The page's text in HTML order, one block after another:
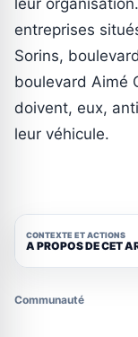
leur
entreprises
Sorins,
boulevard Aimé
doivent, eux,
leur véhicule.
CONTEXTE ET ACTIONS
A PROPOS DE CET
Communauté